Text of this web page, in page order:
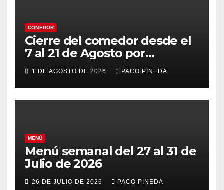
COMEDOR
Cierre del comedor desde el
7 al 21 de Agosto por
vacaciones
1 DE AGOSTO DE 2026 PACO PINEDA
MENÚ
Menú semanal del 27 al 31 de
Julio de 2026
26 DE JULIO DE 2026 PACO PINEDA